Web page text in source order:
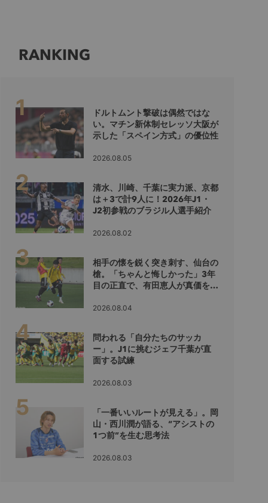
RANKING
ドルトムント撃破は偶然ではな
い。マチン新体制セレッソ大阪が
示した「スペイン方式」の優位性
2026.08.05
清水、川崎、千葉に実力派、京都
は＋3で計9人に！2026年J1・
J2初参戦のブラジル人選手紹介
2026.08.02
相手の懐を鋭く突き刺す、仙台の
槍。「ちゃんと悔しかった」3年
目の正直で、有田恵人が真価を示
2026.08.04
問われる「自分たちのサッカ
ー」。J1に挑むジェフ千葉が直
面する試練
2026.08.03
「一番いいルートが見える」。岡
山・西川潤が語る、“アシストの
1つ前”を生む思考法
2026.08.03